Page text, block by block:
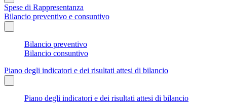
Spese di Rappresentanza
Bilancio preventivo e consuntivo
Bilancio preventivo
Bilancio consuntivo
Piano degli indicatori e dei risultati attesi di bilancio
Piano degli indicatori e dei risultati attesi di bilancio